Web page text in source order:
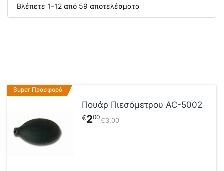
Βλέπετε 1–12 από 59 αποτελέσματα
Super Προσφορά
Πουάρ Πιεσόμετρου AC-5002
3 00
€
200
€